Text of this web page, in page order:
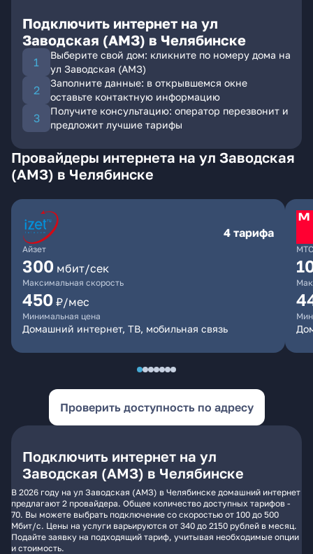
Подключить интернет на ул
Заводская (АМЗ) в Челябинске
Выберите свой дом: кликните по номеру дома на
ул Заводская (АМЗ)
Заполните данные: в открывшемся окне
оставьте контактную информацию
Получите консультацию: оператор перезвонит и
предложит лучшие тарифы
Провайдеры интернета на ул Заводская
(АМЗ) в Челябинске
Айзет
4 тарифа
300 мбит/сек
Максимальная скорость
450 ₽/мес
Минимальная цена
Домашний интернет, ТВ, мобильная связь
МТС
Проверить доступность по адресу
Подключить интернет на ул
Заводская (АМЗ) в Челябинске
В 2026 году на ул Заводская (АМЗ) в Челябинске домашний интернет
предлагают 2 провайдера. Общее количество доступных тарифов -
70. Вы можете выбрать подключение со скоростью от 100 до 500
Мбит/с. Цены на услуги варьируются от 340 до 2150 рублей в месяц.
Подайте заявку на подходящий тариф, учитывая необходимые опции
и стоимость.